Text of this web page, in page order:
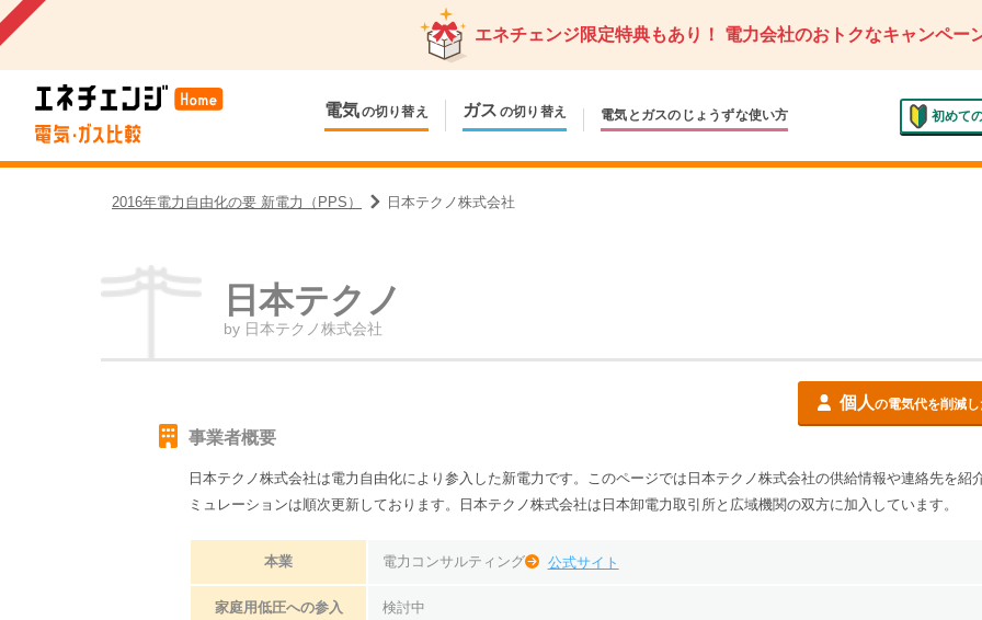
エネチェンジ限定特典もあり！ 電力会社のおトクなキャンペー
電気の切り替え ガス の切り替え 電気とガスの じょうずな使い方 初めて
2016年電力自由化の要 新電力（PPS） 日本テクノ株式会社
日本テクノ
by 日本テクノ株式会社
個人の電気代を削減
事業者概要
日本テクノ株式会社は電力自由化により参入した新電力です。このページでは 日本テクノ株式会社の供給情報や連絡先を紹
ミュレーションは順次更新しております。
日本テクノ株式会社は日本卸電力取引所と広域機関の双方に加入しています。
本業 電力コンサルティング 公式サイト
家庭用低圧への参入 検討中